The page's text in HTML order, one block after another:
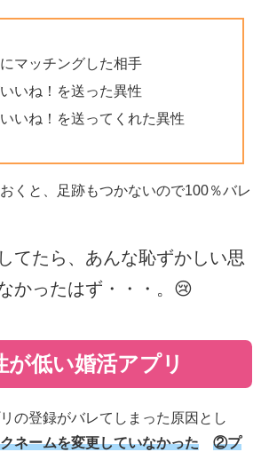
マッチングした相手
いね！を送った異性
いね！を送ってくれた異性
くと、足跡もつかないので100％バレ
てたら、あんな恥ずかしい思
かったはず・・・。😢
低い婚活アプリ
の登録がバレてしまった原因とし
ネームを変更していなかった
②プ